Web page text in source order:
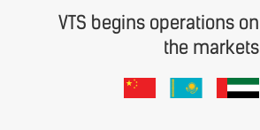
VTS begins operations on
the markets